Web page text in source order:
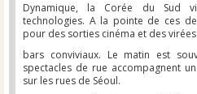
Dynamique, la Corée du Sud
technologies. A la pointe de ces
pour des sorties cinéma et des
bars conviviaux. Le matin est
spectacles de rue accompagnent
sur les rues de Séoul.